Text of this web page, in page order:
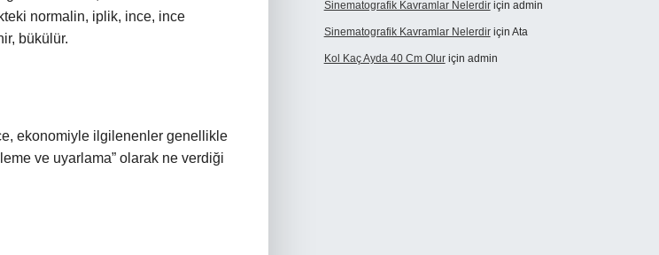
normalin, iplik, ince, ince
bükülür.
ekonomiyle ilgilenenler genellikle
ve uyarlama” olarak ne verdiği
Sinematografik Kavramlar Nelerdiriçin admin
Sinematografik Kavramlar Nelerdiriçin Ata
Kol Kaç Ayda 40 Cm Oluriçin admin